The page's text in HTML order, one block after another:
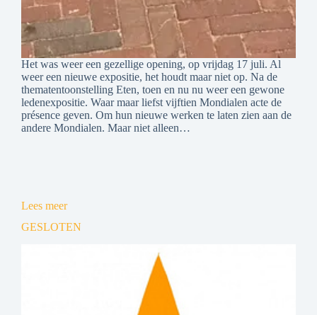
Het was weer een gezellige opening, op vrijdag 17 juli. Al
weer een nieuwe expositie, het houdt maar niet op. Na de
thematentoonstelling Eten, toen en nu nu weer een gewone
ledenexpositie. Waar maar liefst vijftien Mondialen acte de
présence geven. Om hun nieuwe werken te laten zien aan de
andere Mondialen. Maar niet alleen…
Lees meer
GESLOTEN